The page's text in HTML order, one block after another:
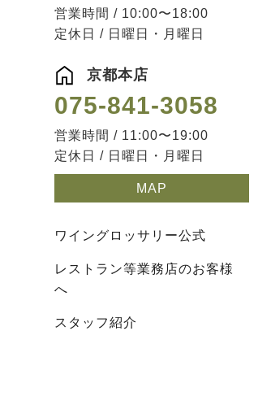
営業時間 / 10:00〜18:00
定休日 / 日曜日・月曜日
京都本店
075-841-3058
営業時間 / 11:00〜19:00
定休日 / 日曜日・月曜日
MAP
ワイングロッサリー公式
レストラン等業務店のお客様
へ
スタッフ紹介